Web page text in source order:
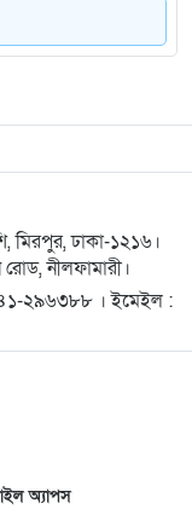
গ্রেপ্তার ২,
২০২৬ উপলক্ষে
শেখ হাসিনা
বিএনপি: মিয়া
সনদ দেওয়ার
পরীক্ষা:
মিরপুর, ঢাকা-১২১৬।
নীলফামারী।
২৯৬৩৮৮ । ইমেইল :
অ্যাপস